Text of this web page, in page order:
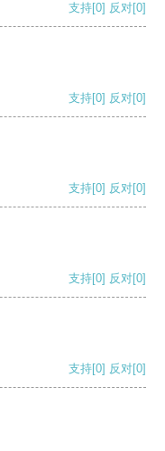
支持[0] 反对[0]
支持[0] 反对[0]
支持[0] 反对[0]
支持[0] 反对[0]
支持[0] 反对[0]